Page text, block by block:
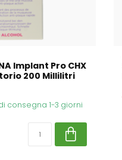
Implant Pro CHX
200 Millilitri
consegna 1-3 giorni